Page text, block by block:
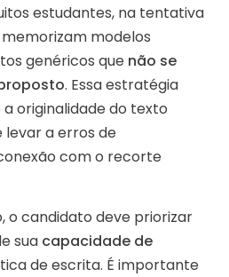
estudantes, na tentativa
modelos
genéricos que não se
. Essa estratégia
originalidade do texto
a erros de
com o recorte
o candidato deve priorizar
sua capacidade de
de escrita. É importante